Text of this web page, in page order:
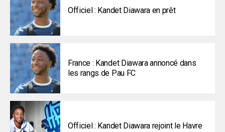
Officiel : Kandet Diawara en prêt
France : Kandet Diawara annoncé dans
les rangs de Pau FC
Officiel : Kandet Diawara rejoint le Havre